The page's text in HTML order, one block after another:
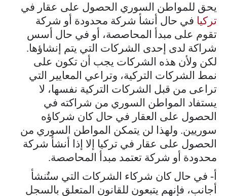
يحق للمواطن السوري الحصول على عقار في
تركيا في حال أنشأ شركة محدودة أو شركة
تقوم على مبدأ المحاصصة، أو في حال أسس
شراكة لدى إحدى الشركات التي يتم إنشاؤها.
لكن ولأن هذه الشركات يجب أن تكون على
نمط الشركات التركية، وتراعي المعايير التي
تراعى من قبل الشركات التركية نفسها، لا
يستفاد المواطن السوري من شراكته في
الحصول على العقار في حال كان شركاؤه
سوريين. ولهذا لن يتمكن المواطن السوري من
الحصول على عقار في تركيا إلا إذا أنشأ شركة
محدودة أو شركة تعتمد مبدأ المحاصصة.
أ- في حال كان شركاء الشركات التي ستُنشأ
أجانب، فإنهم يتبعون للقانون المتعلق بالسجل